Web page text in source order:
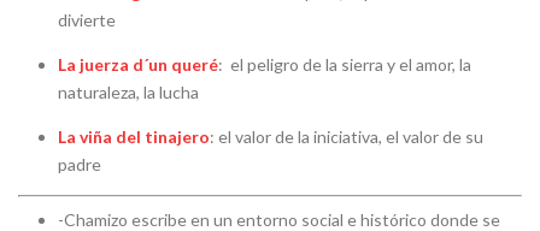
divierte
La juerza d´un queré: el peligro de la sierra y el amor, la
naturaleza, la lucha
La viña del tinajero: el valor de la iniciativa, el valor de su
padre
-Chamizo escribe en un entorno social e histórico donde se